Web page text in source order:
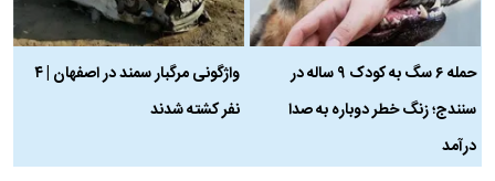
حمله ۶ سگ به کودک ۹ ساله در
سنندج؛ زنگ خطر دوباره به صدا
درآمد
واژگونی مرگبار سمند در اصفهان | ۴
نفر کشته شدند